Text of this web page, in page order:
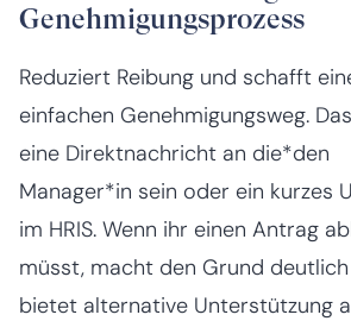
Genehmigungsprozess
Reduziert Reibung und schafft
einfachen Genehmigungsweg.
eine Direktnachricht an die*den
Manager*in sein oder ein kurzes
im HRIS. Wenn ihr einen Antrag
müsst, macht den Grund
bietet alternative Unterstützung